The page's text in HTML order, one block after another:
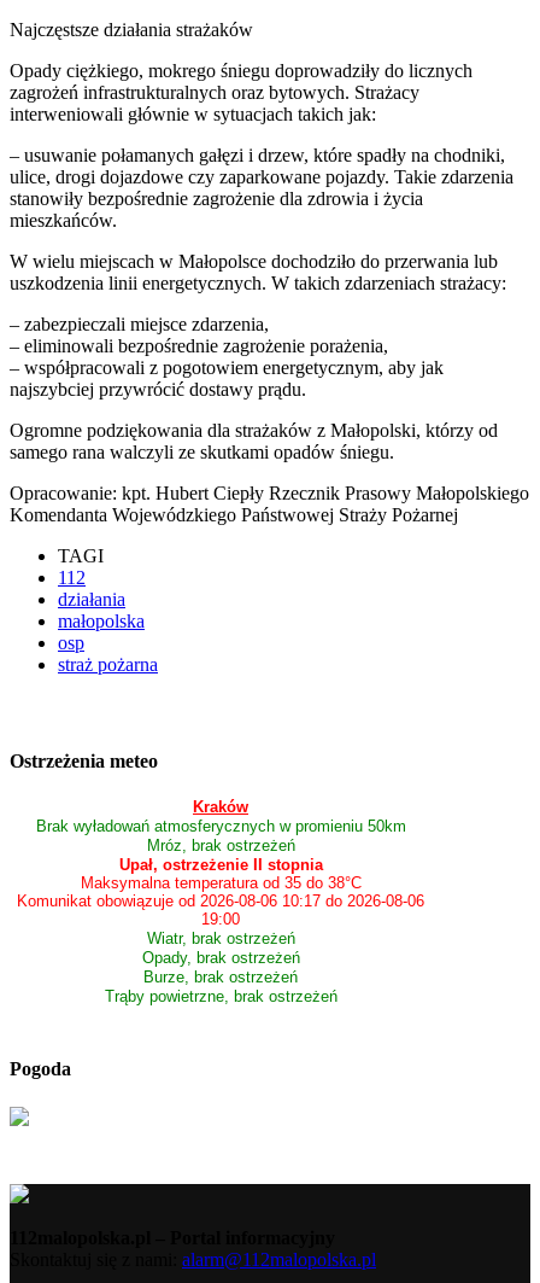
Najczęstsze działania strażaków
Opady ciężkiego, mokrego śniegu doprowadziły do licznych
zagrożeń infrastrukturalnych oraz bytowych. Strażacy
interweniowali głównie w sytuacjach takich jak:
– usuwanie połamanych gałęzi i drzew, które spadły na chodniki,
ulice, drogi dojazdowe czy zaparkowane pojazdy. Takie zdarzenia
stanowiły bezpośrednie zagrożenie dla zdrowia i życia
mieszkańców.
W wielu miejscach w Małopolsce dochodziło do przerwania lub
uszkodzenia linii energetycznych. W takich zdarzeniach strażacy:
– zabezpieczali miejsce zdarzenia,
– eliminowali bezpośrednie zagrożenie porażenia,
– współpracowali z pogotowiem energetycznym, aby jak
najszybciej przywrócić dostawy prądu.
Ogromne podziękowania dla strażaków z Małopolski, którzy od
samego rana walczyli ze skutkami opadów śniegu.
Opracowanie: kpt. Hubert Ciepły Rzecznik Prasowy Małopolskiego
Komendanta Wojewódzkiego Państwowej Straży Pożarnej
TAGI
112
działania
małopolska
osp
straż pożarna
Ostrzeżenia meteo
Kraków
Brak wyładowań atmosferycznych w promieniu 50km
Mróz, brak ostrzeżeń
Upał, ostrzeżenie II stopnia
Maksymalna temperatura od 35 do 38°C
Komunikat obowiązuje od 2026-08-06 10:17 do 2026-08-06
19:00
Wiatr, brak ostrzeżeń
Opady, brak ostrzeżeń
Burze, brak ostrzeżeń
Trąby powietrzne, brak ostrzeżeń
Pogoda
alarm@112malopolska.pl